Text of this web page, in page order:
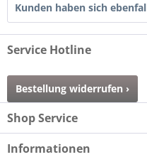
Kunden haben sich
Service Hotline
Bestellung widerrufen ›
Shop Service
Informationen